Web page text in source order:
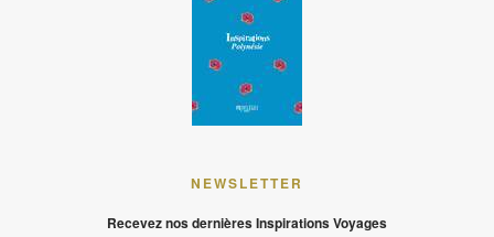
NEWSLETTER
Recevez nos dernières Inspirations Voyages